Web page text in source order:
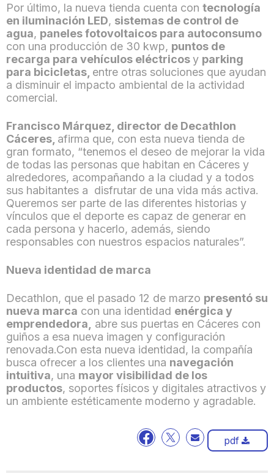
Por último, la nueva tienda cuenta con tecnología
en iluminación LED, sistemas de control de
agua, paneles fotovoltaicos para autoconsumo
con una producción de 30 kwp, puntos de
recarga para vehículos eléctricosy parking
para bicicletas, entre otras soluciones que ayudan
a disminuir el impacto ambiental de la actividad
comercial.
Francisco Márquez, director de Decathlon
Cáceres, afirma que, con esta nueva tienda de
gran formato, “tenemos el deseo de mejorar la vida
de todas las personas que habitan en Cáceres y
alrededores, acompañando a la ciudad y a todos
sus habitantes a disfrutar de una vida más activa.
Queremos ser parte de las diferentes historias y
vínculos que el deporte es capaz de generar en
cada persona y hacerlo, además, siendo
responsables con nuestros espacios naturales”.
Nueva identidad de marca
Decathlon, que el pasado 12 de marzo presentó su
nueva marca con una identidad enérgica y
emprendedora, abre sus puertas en Cáceres con
guiños a esa nueva imagen y configuración
renovada.Con esta nueva identidad, la compañía
busca ofrecer a los clientes una navegación
intuitiva, una mayor visibilidad de los
productos, soportes físicos y digitales atractivos y
un ambiente estéticamente moderno y agradable.
pdf